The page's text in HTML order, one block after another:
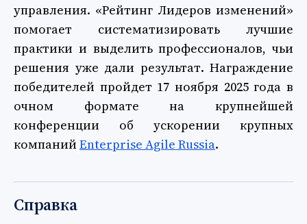
управления. «Рейтинг Лидеров изменений»
помогает систематизировать лучшие
практики и выделить профессионалов, чьи
решения уже дали результат. Награждение
победителей пройдет 17 ноября 2025 года в
очном формате на крупнейшей
конференции об ускорении крупных
компаний Enterprise Agile Russia.
Справка